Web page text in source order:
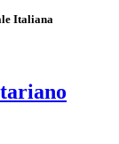
Italiana